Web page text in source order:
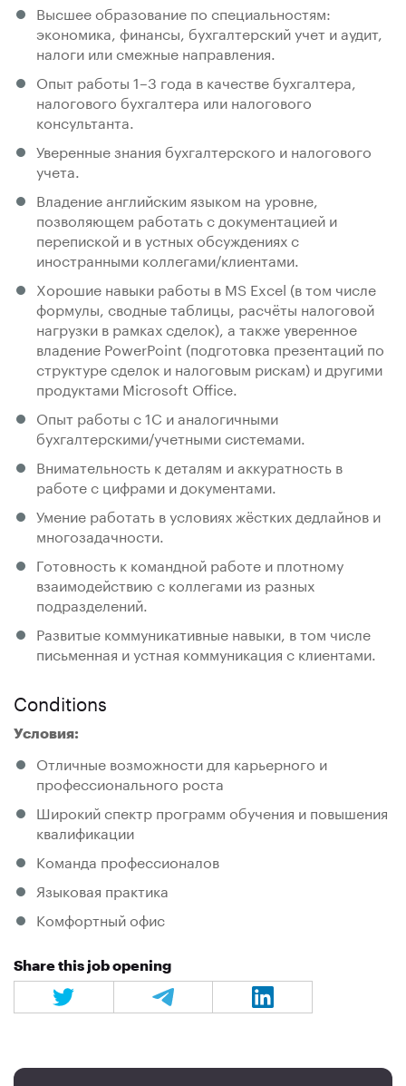
Высшее образование по специальностям:
экономика, финансы, бухгалтерский учет и аудит,
налоги или смежные направления.
Опыт работы 1–3 года в качестве бухгалтера,
налогового бухгалтера или налогового
консультанта.
Уверенные знания бухгалтерского и налогового
учета.
Владение английским языком на уровне,
позволяющем работать с документацией и
перепиской и в устных обсуждениях с
иностранными коллегами/клиентами.
Хорошие навыки работы в MS Excel (в том числе
формулы, сводные таблицы, расчёты налоговой
нагрузки в рамках сделок), а также уверенное
владение PowerPoint (подготовка презентаций по
структуре сделок и налоговым рискам) и другими
продуктами Microsoft Office.
Опыт работы с 1С и аналогичными
бухгалтерскими/учетными системами.
Внимательность к деталям и аккуратность в
работе с цифрами и документами.
Умение работать в условиях жёстких дедлайнов и
многозадачности.
Готовность к командной работе и плотному
взаимодействию с коллегами из разных
подразделений.
Развитые коммуникативные навыки, в том числе
письменная и устная коммуникация с клиентами.
Conditions
Условия:
Отличные возможности для карьерного и
профессионального роста
Широкий спектр программ обучения и повышения
квалификации
Команда профессионалов
Языковая практика
Комфортный офис
Share this job opening